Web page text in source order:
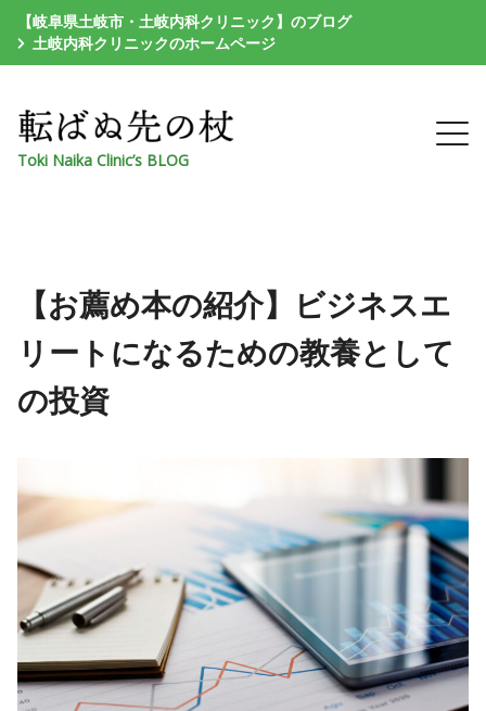
【岐阜県土岐市・土岐内科クリニック】のブログ
土岐内科クリニックのホームページ
Toki Naika Clinic’s BLOG
【お薦め本の紹介】ビジネスエ
リートになるための教養として
の投資